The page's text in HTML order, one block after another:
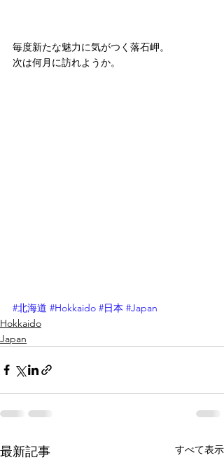
毎度新たな魅力に気がつく落石岬。
次は何月に訪れようか。
#北海道 #Hokkaido #日本 #Japan
Hokkaido
Japan
最新記事 すべて表示